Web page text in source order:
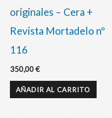
originales – Cera +
Revista Mortadelo nº
116
350,00€
AÑADIR AL CARRITO